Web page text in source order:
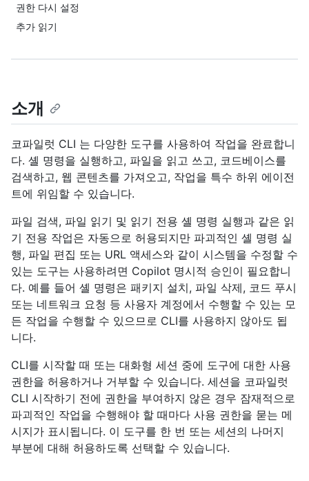
권한 다시 설정
추가 읽기
소개
코파일럿 CLI 는 다양한 도구를 사용하여 작업을 완료합니
다. 셸 명령을 실행하고, 파일을 읽고 쓰고, 코드베이스를
검색하고, 웹 콘텐츠를 가져오고, 작업을 특수 하위 에이전
트에 위임할 수 있습니다.
파일 검색, 파일 읽기 및 읽기 전용 셸 명령 실행과 같은 읽
기 전용 작업은 자동으로 허용되지만 파괴적인 셸 명령 실
행, 파일 편집 또는 URL 액세스와 같이 시스템을 수정할 수
있는 도구는 사용하려면 Copilot 명시적 승인이 필요합니
다. 예를 들어 셸 명령은 패키지 설치, 파일 삭제, 코드 푸시
또는 네트워크 요청 등 사용자 계정에서 수행할 수 있는 모
든 작업을 수행할 수 있으므로 CLI를 사용하지 않아도 됩
니다.
CLI를 시작할 때 또는 대화형 세션 중에 도구에 대한 사용
권한을 허용하거나 거부할 수 있습니다. 세션을 코파일럿
CLI 시작하기 전에 권한을 부여하지 않은 경우 잠재적으로
파괴적인 작업을 수행해야 할 때마다 사용 권한을 묻는 메
시지가 표시됩니다. 이 도구를 한 번 또는 세션의 나머지
부분에 대해 허용하도록 선택할 수 있습니다.